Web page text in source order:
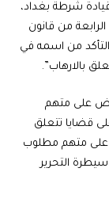
شرطة بغداد،
من قانون
من اسمه في
بالارهاب”.
على متهم
قضايا تتعلق
على متهم مطلوب
التحرير